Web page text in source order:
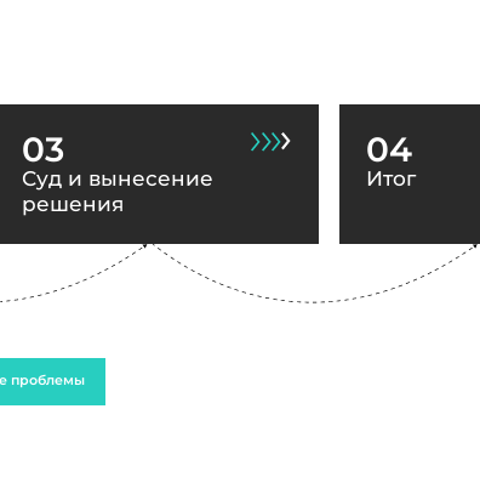
03
Суд и вынесение
решения
04
Итог
проблемы